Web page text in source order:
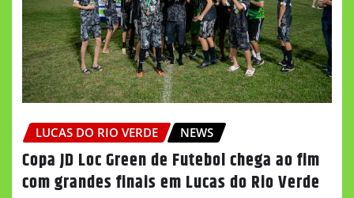
LUCAS DO RIO VERDE NEWS
Copa JD Loc Green de Futebol chega ao fim
com grandes finais em Lucas do Rio Verde